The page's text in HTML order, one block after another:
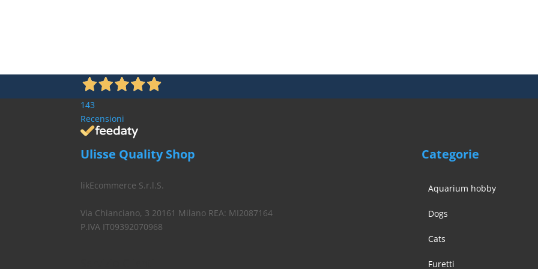
143
Recensioni
Ulisse Quality Shop
likEcommerce S.r.l.S.
Via Chianciano, 3 20161 Milano REA: MI2087164
P.IVA IT09392070968
Categorie
Aquarium hobby
Dogs
Cats
Furetti